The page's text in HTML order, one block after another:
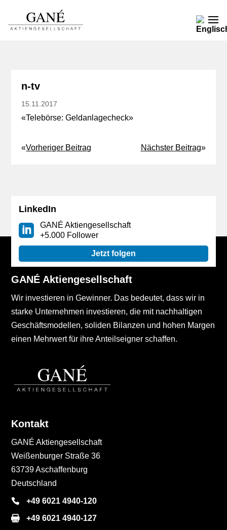
n-tv
15.11.2017
«Telebörse: Geldanlagecheck»
«Vorheriger Beitrag Nächster Beitrag»
LinkedIn
GANÉ Aktiengesellschaft
+5.000 Follower
Jetzt folgen
GANÉ Aktiengesellschaft
Wir investieren in Gewinner. Das bedeutet, dass wir in
starke Unternehmen investieren, die mit nachhaltigen
Geschäftsmodellen, soliden Bilanzen und hohen Margen
einen Mehrwert für ihre Anteilseigner schaffen.
Kontakt
GANÉ Aktiengesellschaft
Weißenburger Straße 36
63739 Aschaffenburg
Deutschland
+49 6021 4940-120
+49 6021 4940-127